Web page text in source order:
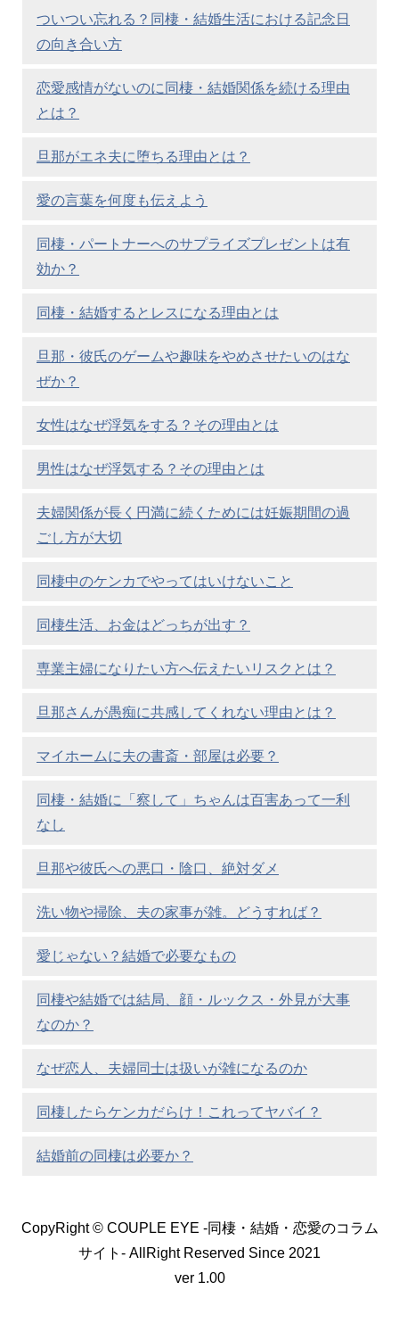
ついつい忘れる？同棲・結婚生活における記念日
の向き合い方
恋愛感情がないのに同棲・結婚関係を続ける理由
とは？
旦那がエネ夫に堕ちる理由とは？
愛の言葉を何度も伝えよう
同棲・パートナーへのサプライズプレゼントは有
効か？
同棲・結婚するとレスになる理由とは
旦那・彼氏のゲームや趣味をやめさせたいのはな
ぜか？
女性はなぜ浮気をする？その理由とは
男性はなぜ浮気する？その理由とは
夫婦関係が長く円満に続くためには妊娠期間の過
ごし方が大切
同棲中のケンカでやってはいけないこと
同棲生活、お金はどっちが出す？
専業主婦になりたい方へ伝えたいリスクとは？
旦那さんが愚痴に共感してくれない理由とは？
マイホームに夫の書斎・部屋は必要？
同棲・結婚に「察して」ちゃんは百害あって一利
なし
旦那や彼氏への悪口・陰口、絶対ダメ
洗い物や掃除、夫の家事が雑。どうすれば？
愛じゃない？結婚で必要なもの
同棲や結婚では結局、顔・ルックス・外見が大事
なのか？
なぜ恋人、夫婦同士は扱いが雑になるのか
同棲したらケンカだらけ！これってヤバイ？
結婚前の同棲は必要か？
CopyRight © COUPLE EYE -同棲・結婚・恋愛のコラム
サイト- AllRight Reserved Since 2021
ver 1.00